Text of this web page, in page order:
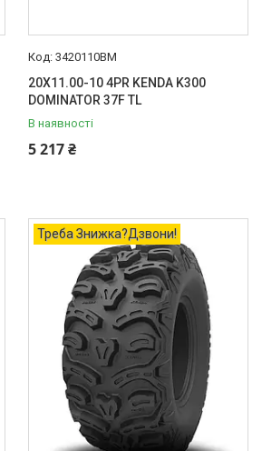
3420110BM
20X11.00-10 4PR KENDA K300
DOMINATOR 37F TL
В наявності
5 217 ₴
Треба Знижка?Дзвони!